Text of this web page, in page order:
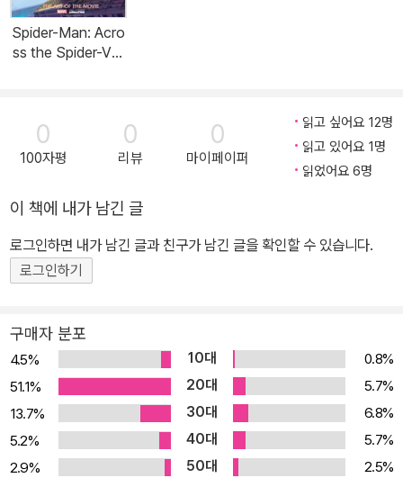
Spider-Man: Acro
ss the Spider-Ver
0
100자평
0
리뷰
0
마이페이퍼
읽고 싶어요 12명
읽고 있어요 1명
읽었어요 6명
이 책에 내가 남긴 글
로그인하면 내가 남긴 글과 친구가 남긴 글을 확인할 수 있습니다.
로그인하기
구매자 분포
4.5% 10대
0.8%
51.1%
20대
5.7%
13.7%
30대
6.8%
5.2%
40대
5.7%
2.9%
50대
2.5%